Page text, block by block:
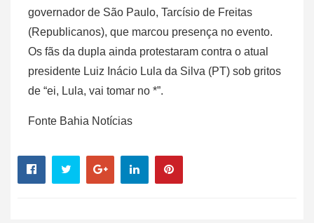
governador de São Paulo, Tarcísio de Freitas
(Republicanos), que marcou presença no evento.
Os fãs da dupla ainda protestaram contra o atual
presidente Luiz Inácio Lula da Silva (PT) sob gritos
de “ei, Lula, vai tomar no *”.
Fonte Bahia Notícias